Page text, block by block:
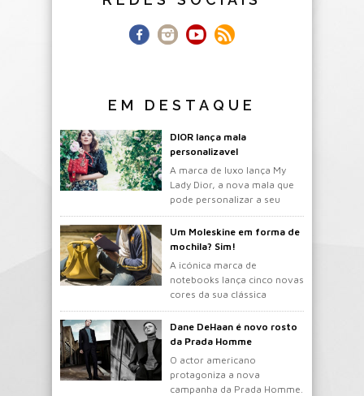
EM DESTAQUE
DIOR lança mala
personalizavel
A marca de luxo lança My
Lady Dior, a nova mala que
pode personalizar a seu
gosto.
Um Moleskine em forma de
mochila? Sim!
A icónica marca de
notebooks lança cinco novas
cores da sua clássica
mochila.
Dane DeHaan é novo rosto
da Prada Homme
O actor americano
protagoniza a nova
campanha da Prada Homme.